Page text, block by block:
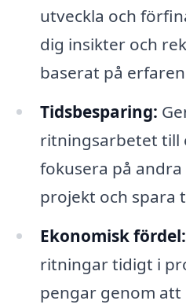
utveckla och
dig insikter och
baserat på
Tidsbesparing:
ritningsarbetet till
fokusera på
projekt och spara
Ekonomisk fördel:
ritningar tidigt i
pengar genom att